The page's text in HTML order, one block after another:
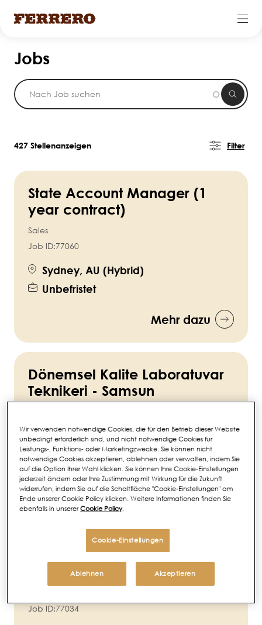
content
Jobs
427 Stellenanzeigen Filter
State Account Manager (1
year contract)
Sales
Job ID:77060
Sydney, AU (Hybrid)
Unbefristet
Mehr dazu
Dönemsel Kalite Laboratuvar
Teknikeri - Samsun
Job ID:77049
Samsun, 55, TR (Außendienst)
Befristet
Mehr dazu
Sales Officer (Navi Mumbai)
Mumbai
Job ID:77034
Wir verwenden notwendige Cookies, die für den Betrieb dieser Website
unbedingt erforderlich sind, und nicht notwendige Cookies für
Leistungs-, Funktions- oder Marketingzwecke. Sie können nicht
notwendige Cookies akzeptieren, ablehnen oder verwalten, indem Sie
auf die Option Ihrer Wahl klicken. Sie können Ihre Cookie-Einstellungen
jederzeit ändern oder Ihre Zustimmung mit Wirkung für die Zukunft
widerrufen, indem Sie auf die Schaltfläche "Cookie-Einstellungen" am
Ende unserer Cookie Policy klicken. Weitere Informationen finden Sie
ebenfalls in unsererCookie Policy.
Cookie-Einstellungen
Ablehnen Akzeptieren